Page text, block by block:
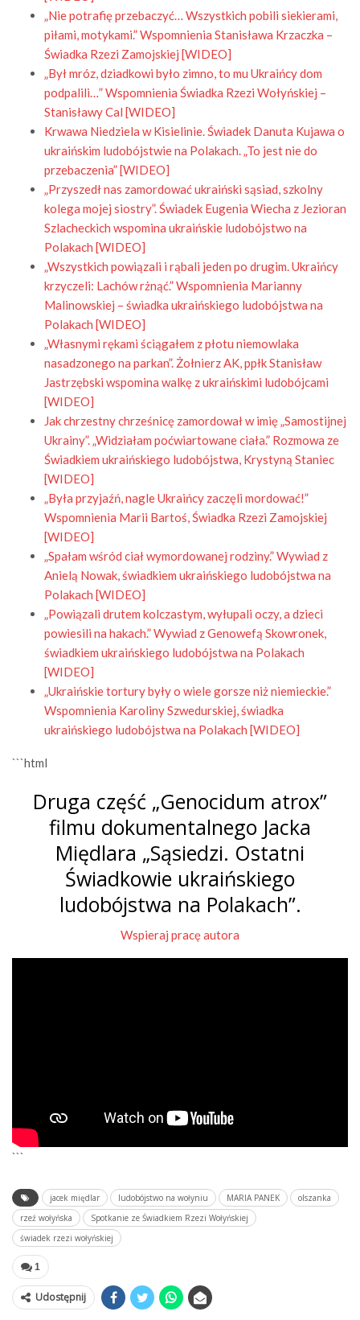
„Nie potrafię przebaczyć… Wszystkich pobili siekierami,
piłami, motykami.” Wspomnienia Stanisława Krzaczka –
Świadka Rzezi Zamojskiej [WIDEO]
„Był mróz, dziadkowi było zimno, to mu Ukraińcy dom
podpalili…” Wspomnienia Świadka Rzezi Wołyńskiej –
Stanisławy Cal [WIDEO]
Krwawa Niedziela w Kisielinie. Świadek Danuta Kujawa o
ukraińskim ludobójstwie na Polakach. „To jest nie do
przebaczenia” [WIDEO]
„Przyszedł nas zamordować ukraiński sąsiad, szkolny
kolega mojej siostry”. Świadek Eugenia Wiecha z Jezioran
Szlacheckich wspomina ukraińskie ludobójstwo na
Polakach [WIDEO]
„Wszystkich powiązali i rąbali jeden po drugim. Ukraińcy
krzyczeli: Lachów rżnąć.” Wspomnienia Marianny
Malinowskiej – świadka ukraińskiego ludobójstwa na
Polakach [WIDEO]
„Własnymi rękami ściągałem z płotu niemowlaka
nasadzonego na parkan”. Żołnierz AK, ppłk Stanisław
Jastrzębski wspomina walkę z ukraińskimi ludobójcami
[WIDEO]
Jak chrzestny chrześnicę zamordował w imię „Samostijnej
Ukrainy”. „Widziałam poćwiartowane ciała.” Rozmowa ze
Świadkiem ukraińskiego ludobójstwa, Krystyną Staniec
[WIDEO]
„Była przyjaźń, nagle Ukraińcy zaczęli mordować!”
Wspomnienia Marii Bartoś, Świadka Rzezi Zamojskiej
[WIDEO]
„Spałam wśród ciał wymordowanej rodziny.” Wywiad z
Anielą Nowak, świadkiem ukraińskiego ludobójstwa na
Polakach [WIDEO]
„Powiązali drutem kolczastym, wyłupali oczy, a dzieci
powiesili na hakach.” Wywiad z Genowefą Skowronek,
świadkiem ukraińskiego ludobójstwa na Polakach
[WIDEO]
„Ukraińskie tortury były o wiele gorsze niż niemieckie.”
Wspomnienia Karoliny Szwedurskiej, świadka
ukraińskiego ludobójstwa na Polakach [WIDEO]
```html
Druga część „Genocidum atrox”
filmu dokumentalnego Jacka
Międlara „Sąsiedzi. Ostatni
Świadkowie ukraińskiego
ludobójstwa na Polakach”.
Wspieraj pracę autora
```
jacek międlar ludobójstwo na wołyniu MARIA PANEK
olszanka
rzeź wołyńska
Spotkanie ze Świadkiem Rzezi Wołyńskiej
świadek rzezi wołyńskiej
1
Udostępnij